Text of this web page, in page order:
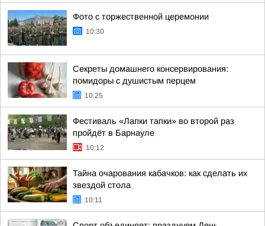
Фото с торжественной церемонии
10:30
Секреты домашнего консервирования:
помидоры с душистым перцем
10:25
Фестиваль «Лапки тапки» во второй раз
пройдёт в Барнауле
10:12
Тайна очарования кабачков: как сделать их
звездой стола
10:11